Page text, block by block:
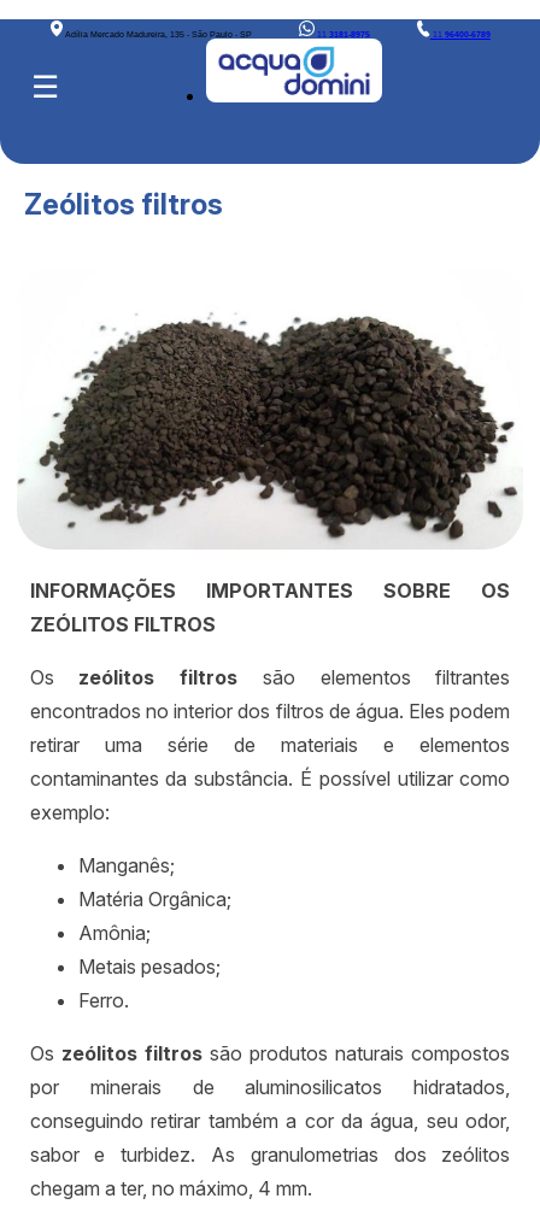
Adília Mercado Madureira, 135 - São Paulo - SP 113181-8975 11 96400-6789
☰
Zeólitos filtros
INFORMAÇÕES IMPORTANTES SOBRE OS
ZEÓLITOS FILTROS
Os zeólitos filtros são elementos filtrantes
encontrados no interior dos filtros de água. Eles podem
retirar uma série de materiais e elementos
contaminantes da substância. É possível utilizar como
exemplo:
Manganês;
Matéria Orgânica;
Amônia;
Metais pesados;
Ferro.
Os zeólitos filtrossão produtos naturais compostos
por minerais de aluminosilicatos hidratados,
conseguindo retirar também a cor da água, seu odor,
sabor e turbidez. As granulometrias dos zeólitos
chegam a ter, no máximo, 4 mm.